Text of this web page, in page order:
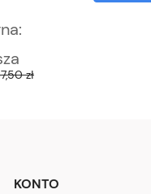
zł
KONTO